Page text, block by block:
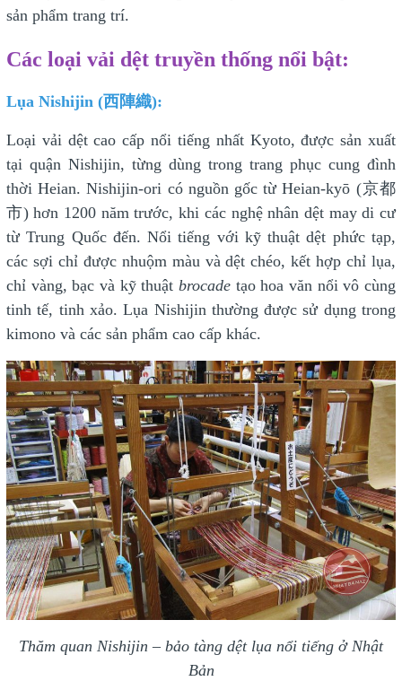
sản phẩm trang trí.
Các loại vải dệt truyền thống nổi bật:
Lụa Nishijin (西陣織):
Loại vải dệt cao cấp nổi tiếng nhất Kyoto, được sản xuất
tại quận Nishijin, từng dùng trong trang phục cung đình
thời Heian. Nishijin-ori có nguồn gốc từ Heian-kyō (京都
市) hơn 1200 năm trước, khi các nghệ nhân dệt may di cư
từ Trung Quốc đến. Nổi tiếng với kỹ thuật dệt phức tạp,
các sợi chỉ được nhuộm màu và dệt chéo, kết hợp chỉ lụa,
chỉ vàng, bạc và kỹ thuật brocade tạo hoa văn nổi vô cùng
tinh tế, tinh xảo. Lụa Nishijin thường được sử dụng trong
kimono và các sản phẩm cao cấp khác.
Thăm quan Nishijin – bảo tàng dệt lụa nổi tiếng ở Nhật
Bản